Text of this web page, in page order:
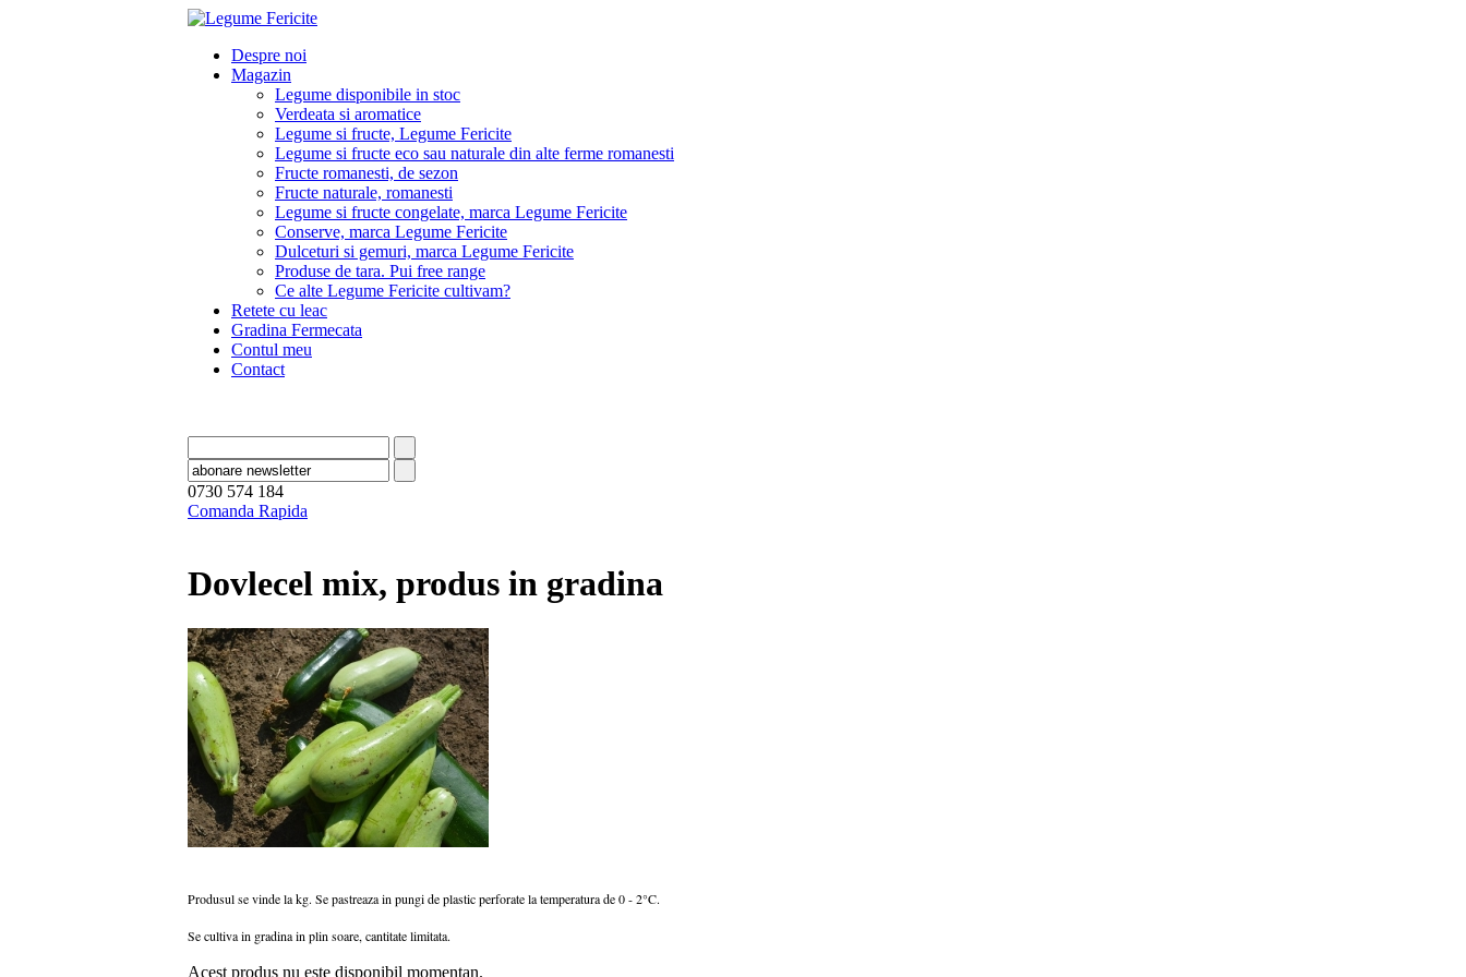
Despre noi
Magazin
Legume disponibile in stoc
Verdeata si aromatice
Legume si fructe, Legume Fericite
Legume si fructe eco sau naturale din alte ferme romanesti
Fructe romanesti, de sezon
Fructe naturale, romanesti
Legume si fructe congelate, marca Legume Fericite
Conserve, marca Legume Fericite
Dulceturi si gemuri, marca Legume Fericite
Produse de tara. Pui free range
Ce alte Legume Fericite cultivam?
Retete cu leac
Gradina Fermecata
Contul meu
Contact
0730 574 184
Comanda Rapida
Dovlecel mix, produs in gradina
Produsul se vinde la kg. Se pastreaza in pungi de plastic perforate la temperatura de 0 - 2°C.
Se cultiva in gradina in plin soare, cantitate limitata.
Acest produs nu este disponibil momentan.